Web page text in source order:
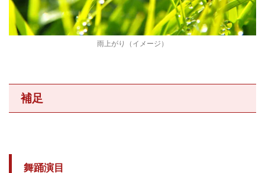
雨上がり（イメージ）
補足
舞踊演目